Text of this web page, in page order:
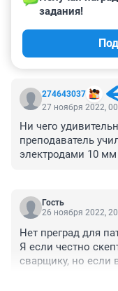
Не забудьте
Про такое,
легких. Ну и
274643037
задания!
27 ноября 2022,
Ни чего
преподаватель
электродами 10 мм
Гость
26 ноября 2022,
Нет преград для
Я если честно
сварщику, но если